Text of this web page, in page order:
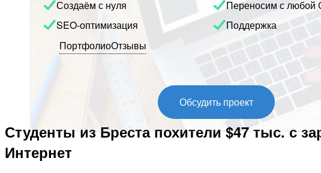
Создаём с нуля
Переносим с любой
SEO-оптимизация
Поддержка
ПортфолиоОтзывы
Обсудить проект
Студенты из Бреста похители $47 тыс. с
Интернет